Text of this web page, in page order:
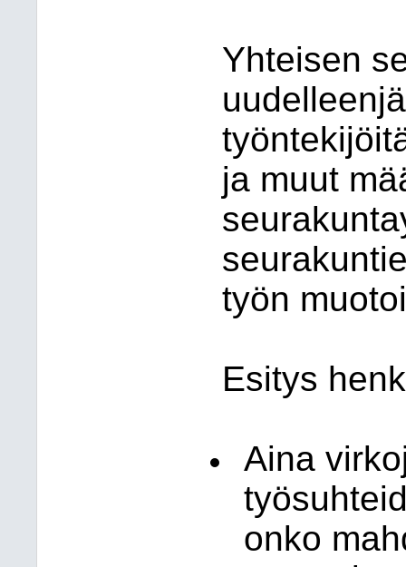
Yhteisen
ja muut
työn
Esitys
Aina
onko